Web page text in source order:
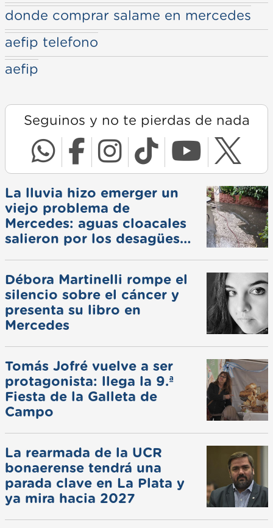
donde comprar salame en mercedes
aefip telefono
aefip
Seguinos y no te pierdas de nada
La lluvia hizo emerger un
viejo problema de
Mercedes: aguas cloacales
salieron por los desagües
Débora Martinelli rompe el
silencio sobre el cáncer y
presenta su libro en
Mercedes
Tomás Jofré vuelve a ser
protagonista: llega la 9.ª
Fiesta de la Galleta de
Campo
La rearmada de la UCR
bonaerense tendrá una
parada clave en La Plata y
ya mira hacia 2027